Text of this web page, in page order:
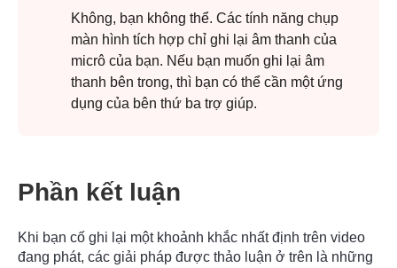
Không, bạn không thể. Các tính năng chụp
màn hình tích hợp chỉ ghi lại âm thanh của
micrô của bạn. Nếu bạn muốn ghi lại âm
thanh bên trong, thì bạn có thể cần một ứng
dụng của bên thứ ba trợ giúp.
Phần kết luận
Khi bạn cố ghi lại một khoảnh khắc nhất định trên video
đang phát, các giải pháp được thảo luận ở trên là những